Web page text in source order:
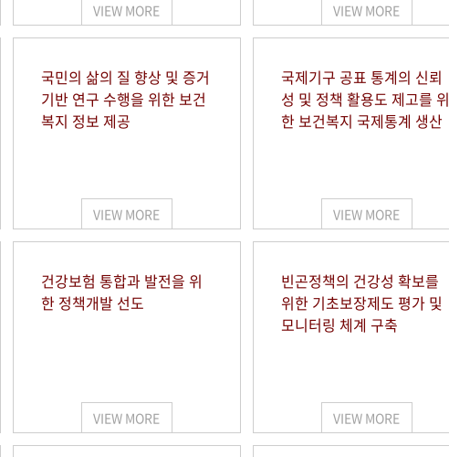
VIEW MORE VIEW MORE
국민의 삶의 질 향상 및 증거
기반 연구 수행을 위한 보건
복지 정보 제공
VIEW MORE
국제기구 공표 통계의 신뢰
성 및 정책 활용도 제고를 위
한 보건복지 국제통계 생산
VIEW MORE
건강보험 통합과 발전을 위
한 정책개발 선도
VIEW MORE
빈곤정책의 건강성 확보를
위한 기초보장제도 평가 및
모니터링 체계 구축
VIEW MORE